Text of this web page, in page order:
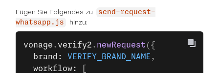
Fügen Sie Folgendes zu
send-request-
whatsapp.js
hinzu:
vonage . verify2 . newRequest ({
  brand:
VERIFY_BRAND_NAME ,
  workflow: [